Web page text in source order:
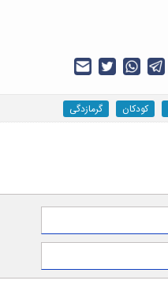
کودکان گرمازدگی